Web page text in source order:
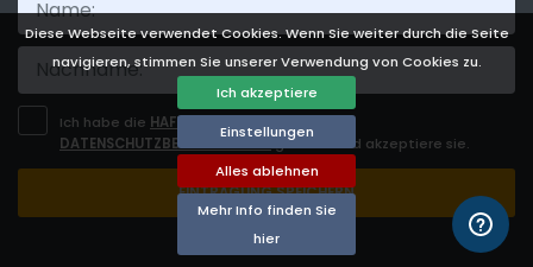
Diese Webseite verwendet Cookies. Wenn Sie weiter durch die Seite
navigieren, stimmen Sie unserer Verwendung von Cookies zu.
Ich akzeptiere
Einstellungen
Alles ablehnen
Mehr Info finden Sie
hier
Ich habe die HAFTUNGSAUSSCHLUSS
DATENSCHUTZBESTIMMUNGEN
gelesen und akzeptiere sie.
EINTRAGUNG SPEICHERN